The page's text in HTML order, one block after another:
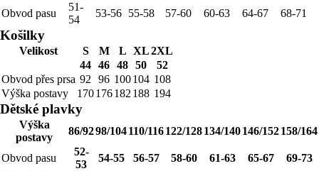
Obvod pasu
51-
54
53-56 55-58 57-60 60-63 64-67 68-71
Košilky
Velikost S M L XL2XL
44 46 48 50
52
Obvod přes prsa 92 96 100104 108
Výška postavy
170176182 188 194
Dětské plavky
Výška
postavy
86/9298/104110/116122/128134/140146/152158/164
Obvod pasu
52-
53
54-55 56-57 58-60 61-63 65-67
69-73